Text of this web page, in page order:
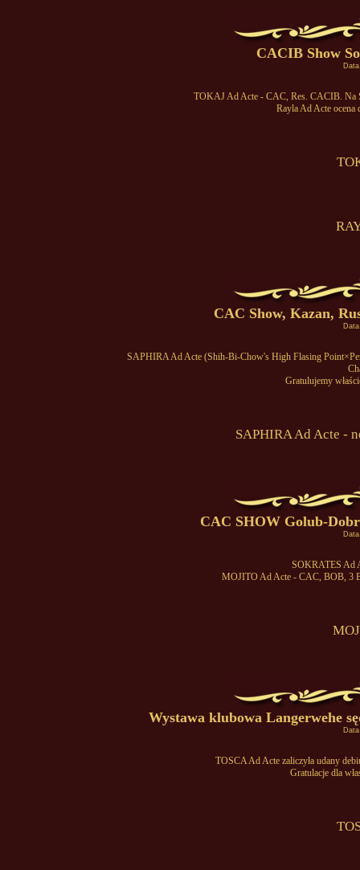
CACIB Show
TOKAJ Ad Acte - CAC, Res. CACIB. Na
Rayla Ad Acte
CAC Show, Kazan,
SAPHIRA Ad Acte (Shih-Bi-Chow's High Flasing
Gratulujemy
SAPHIRA Ad Acte -
CAC SHOW Golub-
SOKRATES Ad
MOJITO Ad Acte - CAC, BOB, 3
Wystawa klubowa Langerwehe
TOSCA Ad Acte zaliczyła udany
Gratulacje dla